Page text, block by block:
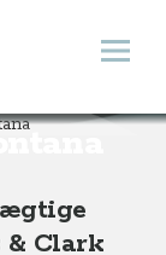
Åbn
Clark